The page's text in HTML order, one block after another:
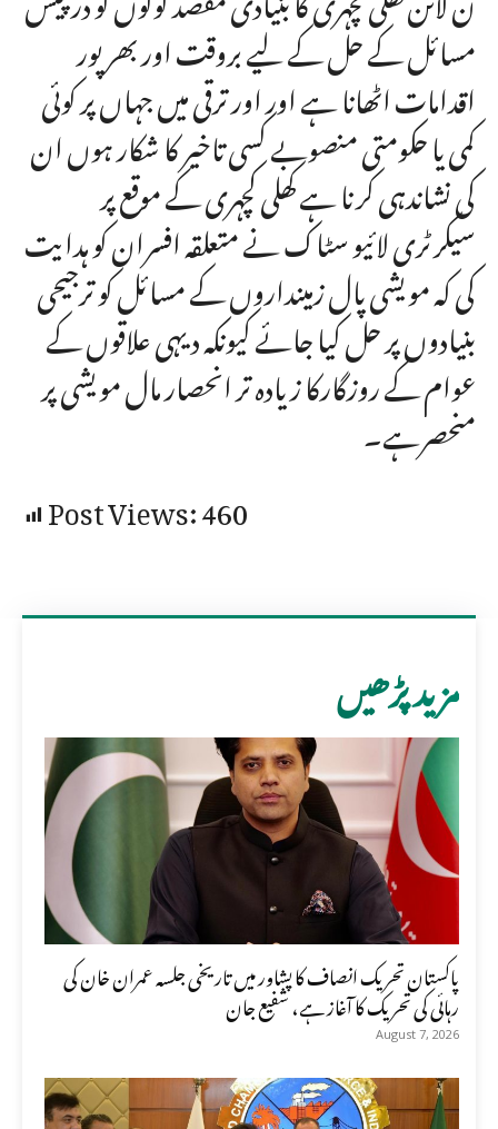
مسائل کے حل کے لیے بروقت اور بھر پور
اقدامات اٹھانا ہے اور اور ترقی میں جہاں پر کوئی
کمی یا حکومتی منصوبے کسی تاخیر کا شکار ہوں ان
کی نشاندہی کرنا ہے کھلی کچہری کے موقع پر
سیکرٹری لائیو سٹاک نے متعلقہ افسران کو ہدایت
کی کہ مویشی پال زمینداروں کے مسائل کو ترجیحی
بنیادوں پر حل کیا جائے کیونکہ دیہی علاقوں کے
عوام کے روزگارکا زیادہ تر انحصار مال مویشی پر
منحصرہے۔
Post Views:460
مزید پڑھیں
پاکستان تحریک انصاف کا پشاور میں تاریخی جلسہ عمران خان کی
رہائی کی تحریک کا آغاز ہے، شفیع جان
August 7, 2026